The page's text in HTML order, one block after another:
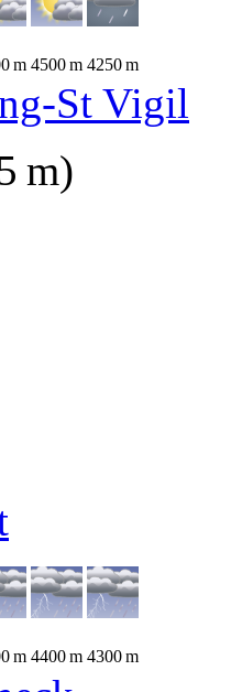
m 4500m 4250m
St Vigil
m)
m 4400m 4300m